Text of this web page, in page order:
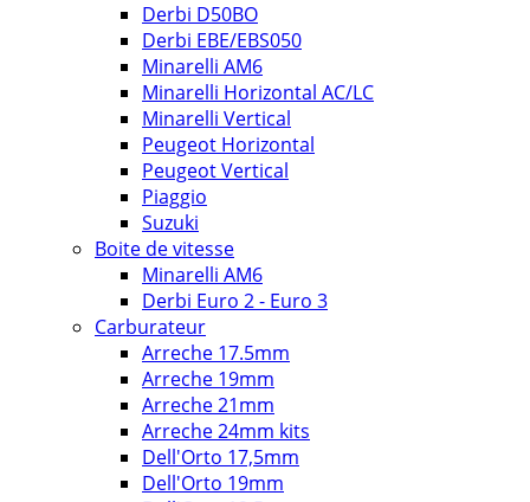
Derbi D50BO
Derbi EBE/EBS050
Minarelli AM6
Minarelli Horizontal AC/LC
Minarelli Vertical
Peugeot Horizontal
Peugeot Vertical
Piaggio
Suzuki
Boite de vitesse
Minarelli AM6
Derbi Euro 2 - Euro 3
Carburateur
Arreche 17.5mm
Arreche 19mm
Arreche 21mm
Arreche 24mm kits
Dell'Orto 17,5mm
Dell'Orto 19mm